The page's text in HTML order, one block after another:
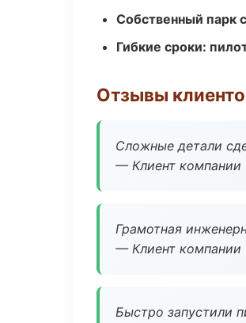
Собственный парк
Гибкие сроки:
Отзывы
Сложные детали
— Клиент компании
Грамотная
— Клиент компании
Быстро запустили